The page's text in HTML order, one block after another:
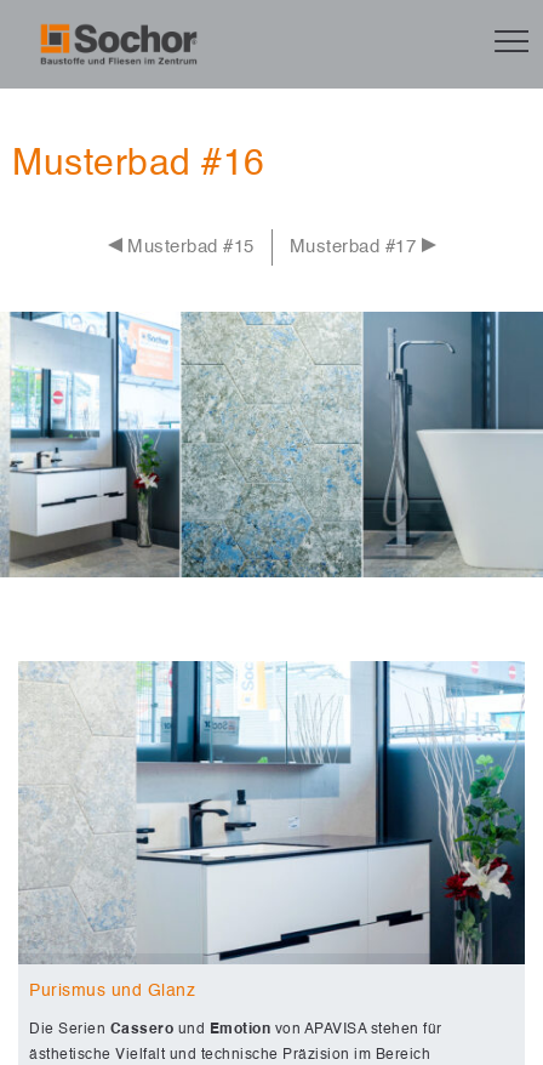
Musterbad #16
Musterbad #15 Musterbad #17
Purismus und Glanz
Die Serien Cassero und Emotion von APAVISA stehen für
ästhetische Vielfalt und technische Präzision im Bereich